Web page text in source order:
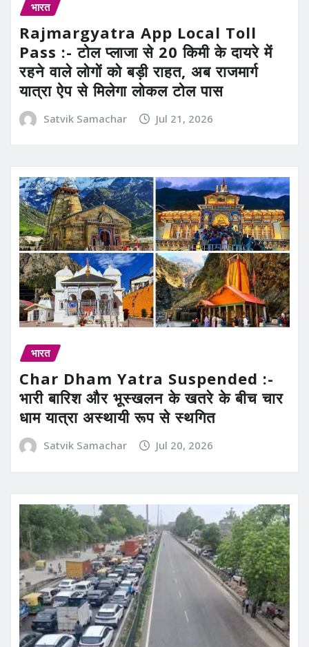
भारत
Rajmargyatra App Local Toll
Pass :- टोल प्लाजा से 20 किमी के दायरे में
रहने वाले लोगों को बड़ी राहत, अब राजमार्ग
यात्रा ऐप से मिलेगा लोकल टोल पास
Satvik Samachar Jul 21, 2026
भारत
Char Dham Yatra Suspended :-
भारी बारिश और भूस्खलन के खतरे के बीच चार
धाम यात्रा अस्थायी रूप से स्थगित
Satvik Samachar Jul 20, 2026